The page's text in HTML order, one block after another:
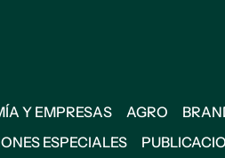
Y EMPRESAS AGRO
ESPECIALES